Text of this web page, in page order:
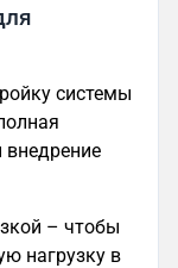
системы
внедрение
– чтобы
нагрузку в